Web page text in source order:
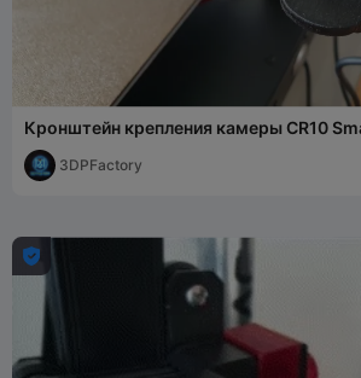
Кронштейн крепления камеры CR10
портале X2 V4
3DPFactory
